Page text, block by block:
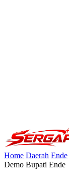
Home Daerah Ende
Demo Bupati Ende